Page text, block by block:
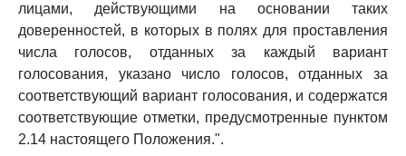
лицами, действующими на основании таких
доверенностей, в которых в полях для проставления
числа голосов, отданных за каждый вариант
голосования, указано число голосов, отданных за
соответствующий вариант голосования, и содержатся
соответствующие отметки, предусмотренные пунктом
2.14 настоящего Положения.".